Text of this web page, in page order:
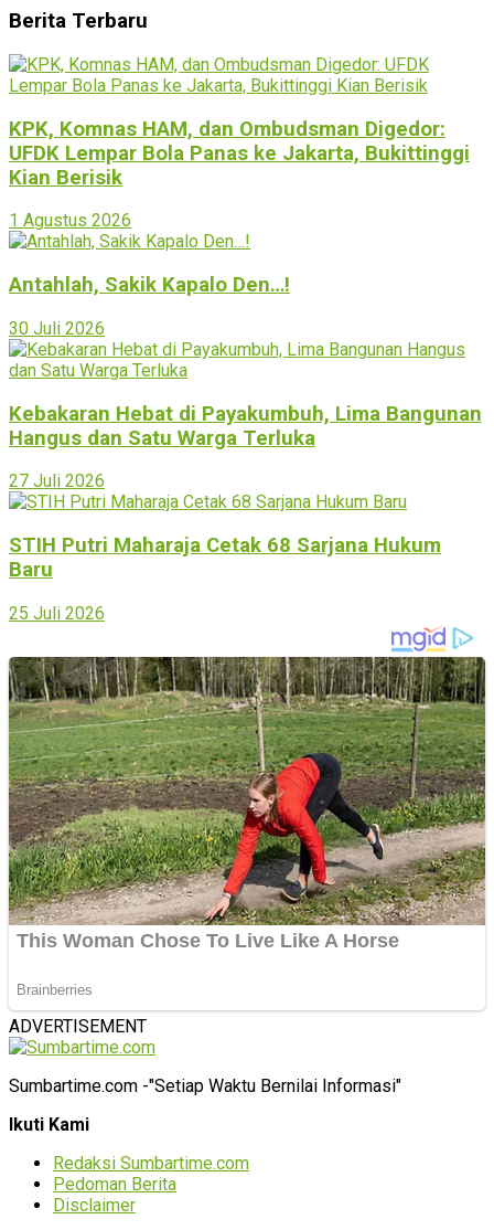
Berita Terbaru
KPK, Komnas HAM, dan Ombudsman Digedor:
UFDK Lempar Bola Panas ke Jakarta, Bukittinggi
Kian Berisik
1 Agustus 2026
Antahlah, Sakik Kapalo Den…!
30 Juli 2026
Kebakaran Hebat di Payakumbuh, Lima Bangunan
Hangus dan Satu Warga Terluka
27 Juli 2026
STIH Putri Maharaja Cetak 68 Sarjana Hukum
Baru
25 Juli 2026
ADVERTISEMENT
Sumbartime.com -"Setiap Waktu Bernilai Informasi"
Ikuti Kami
Redaksi Sumbartime.com
Pedoman Berita
Disclaimer